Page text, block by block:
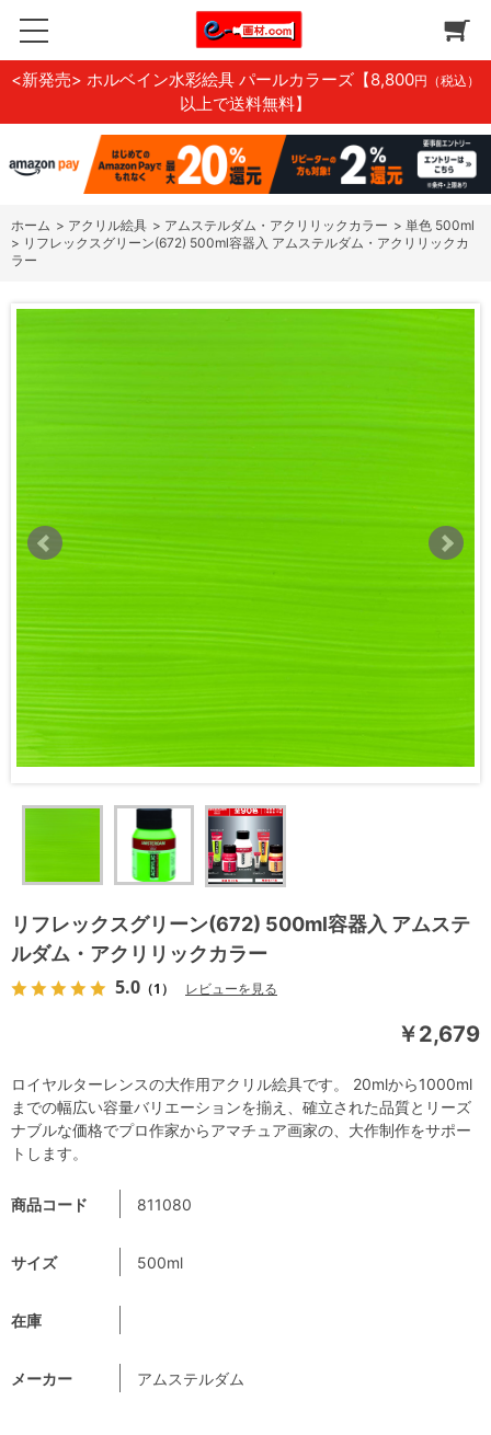
<新発売> ホルベイン水彩絵具 パールカラーズ 【8,800円（税込）
以上で送料無料】
ホーム > アクリル絵具 > アムステルダム・アクリリックカラー > 単色 500ml
> リフレックスグリーン(672) 500ml容器入 アムステルダム・アクリリックカ
ラー
リフレックスグリーン(672) 500ml容器入 アムステ
ルダム・アクリリックカラー
5.0 （1） レビューを見る
￥2,679
商品コード 811080
サイズ 500ml
在庫
メーカー アムステルダム
ロイヤルターレンスの大作用アクリル絵具です。 20mlから1000ml
までの幅広い容量バリエーションを揃え、確立された品質とリーズ
ナブルな価格でプロ作家からアマチュア画家の、大作制作をサポー
トします。